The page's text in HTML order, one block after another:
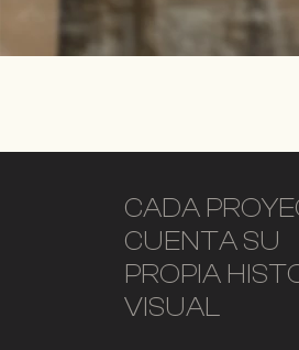
CADA
CUENTA SU
PROPIA
VISUAL